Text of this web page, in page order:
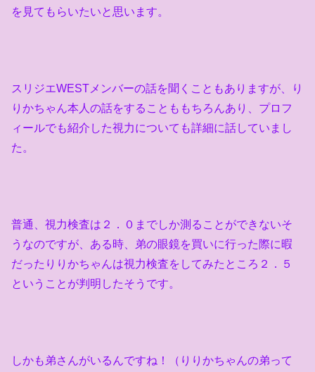
を見てもらいたいと思います。
スリジエWEST メンバーの話を聞くこともありますが、り
りかちゃん本人の話をすることももちろんあり、プロフ
ィールでも紹介した視力についても詳細に話していまし
た。
普通、視力検査は２．０までしか測ることができないそ
うなのですが、ある時、弟の眼鏡を買いに行った際に暇
だったりりかちゃんは視力検査をしてみたところ２．５
ということが判明したそうです。
しかも弟さんがいるんですね！（りりかちゃんの弟って